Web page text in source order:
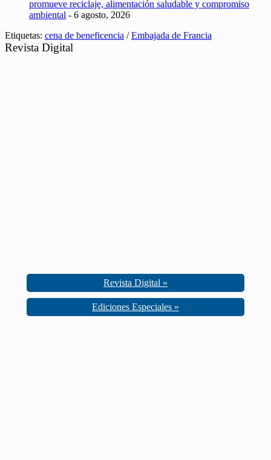
promueve reciclaje, alimentación saludable y compromiso
ambiental - 6 agosto, 2026
Etiquetas: cena de beneficencia /Embajada de Francia
Revista Digital
Revista Digital »
Ediciones Especiales »